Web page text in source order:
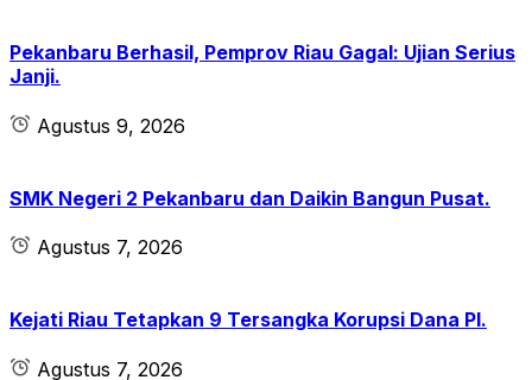
Pekanbaru Berhasil, Pemprov Riau Gagal: Ujian Serius
Janji.
Agustus 9, 2026
SMK Negeri 2 Pekanbaru dan Daikin Bangun Pusat.
Agustus 7, 2026
Kejati Riau Tetapkan 9 Tersangka Korupsi Dana PI.
Agustus 7, 2026